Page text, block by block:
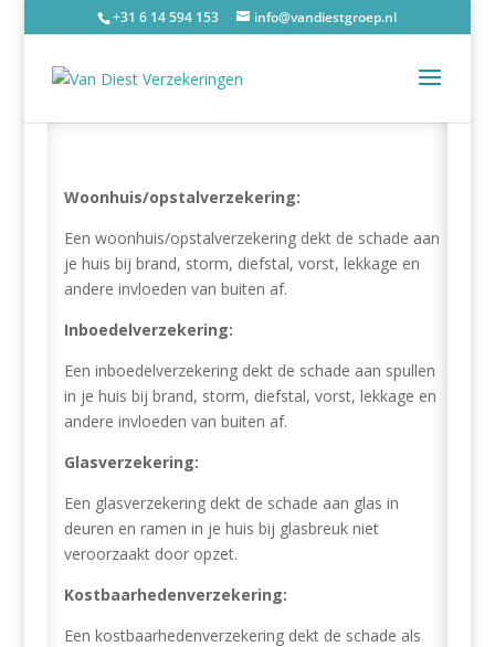
+31 6 14 594 153 info@vandiestgroep.nl
Woonhuis/opstalverzekering:
Een woonhuis/opstalverzekering dekt de schade aan
je huis bij brand, storm, diefstal, vorst, lekkage en
andere invloeden van buiten af.
Inboedelverzekering:
Een inboedelverzekering dekt de schade aan spullen
in je huis bij brand, storm, diefstal, vorst, lekkage en
andere invloeden van buiten af.
Glasverzekering:
Een glasverzekering dekt de schade aan glas in
deuren en ramen in je huis bij glasbreuk niet
veroorzaakt door opzet.
Kostbaarhedenverzekering:
Een kostbaarhedenverzekering dekt de schade als